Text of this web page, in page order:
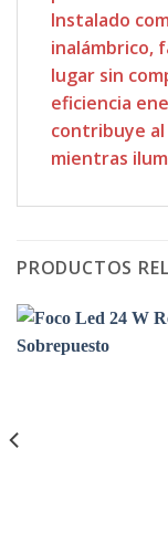
Instalado
inalámbrico,
lugar sin
eficiencia
contribuye
mientras
PRODUCTOS